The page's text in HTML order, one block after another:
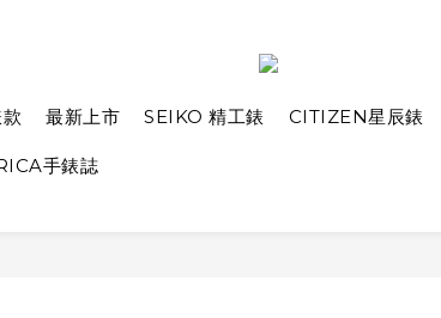
最新上市 SEIKO 精工錶 CITIZEN星辰錶
手錶誌